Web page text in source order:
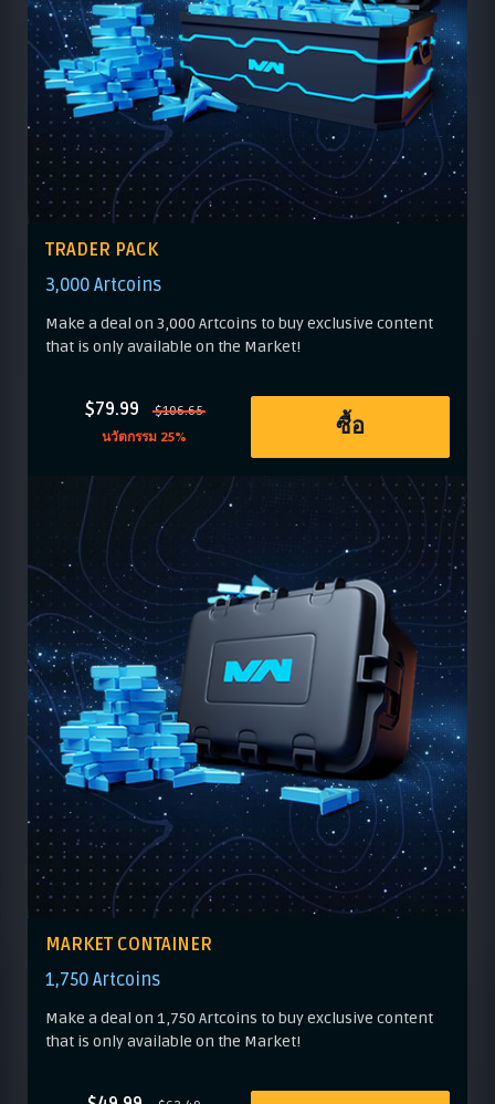
TRADER PACK
3,000 Artcoins
Make a deal on 3,000 Artcoins to buy exclusive content
that is only available on the Market!
$79.99
$106.65
นวัตกรรม 25%
ซื้อ
MARKET CONTAINER
1,750 Artcoins
Make a deal on 1,750 Artcoins to buy exclusive content
that is only available on the Market!